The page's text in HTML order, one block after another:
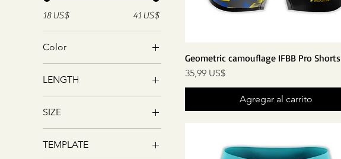
18 US$ 41 US$
Color
Grey Waistband
White Waistband
LENGTH
14"
15"
17"
SIZE
26
28
TEMPLATE
Geometric camouflage IFBB Pro Shorts
Precio
35,99 US$
Agregar al carrito